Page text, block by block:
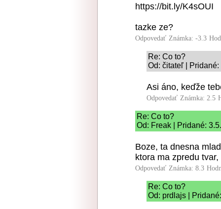
https://bit.ly/K4sOUI
tazke ze?
Odpovedať Známka: -3.3
Re: Co to?
Od: čitateľ |
Asi áno, keďže
Odpovedať Známka: 2.5
Re: Co to?
Od: Freak | Pridané:
Boze, ta dnesna
ktora ma zpredu
Odpovedať Známka: 8.3
Re: Co to?
Od: prdlajs |